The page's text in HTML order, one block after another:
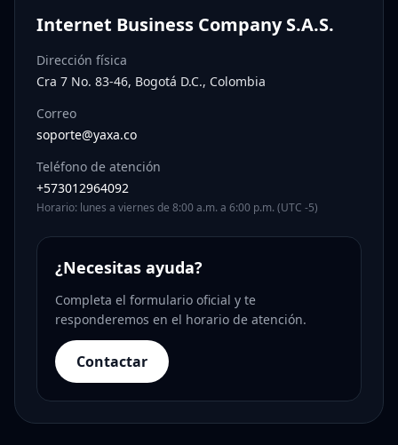
Internet Business Company S.A.S.
Dirección física
Cra 7 No. 83-46, Bogotá D.C., Colombia
Correo
soporte@yaxa.co
Teléfono de atención
+573012964092
Horario: lunes a viernes de 8:00 a.m. a 6:00 p.m. (UTC -5)
¿Necesitas ayuda?
Completa el formulario oficial y te
responderemos en el horario de atención.
Contactar